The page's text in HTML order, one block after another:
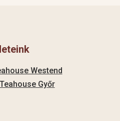
Westend
Győr